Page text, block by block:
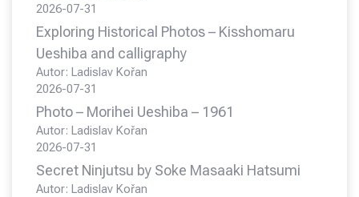
2026-07-31
Exploring Historical Photos – Kisshomaru
Ueshiba and calligraphy
Autor: Ladislav Kořan
2026-07-31
Photo – Morihei Ueshiba – 1961
Autor: Ladislav Kořan
2026-07-31
Secret Ninjutsu by Soke Masaaki Hatsumi
Autor: Ladislav Kořan